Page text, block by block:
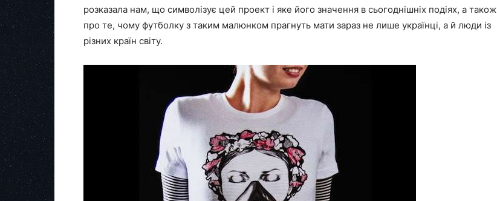
розказала нам, що символізує цей проект і яке його значення в сьогоднішніх подіях, а також
про те, чому футболку з таким малюнком прагнуть мати зараз не лише українці, а й люди із
різних країн світу.